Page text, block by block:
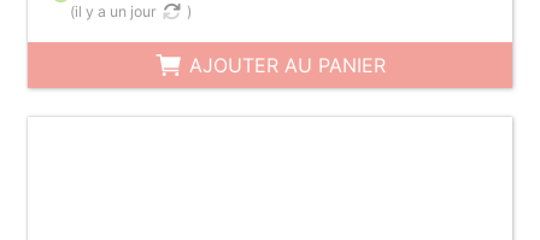
(il y a un jour )
AJOUTER AU PANIER